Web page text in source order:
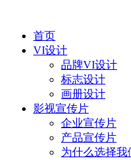
首页
VI设计
品牌VI设计
标志设计
画册设计
影视宣传片
企业宣传片
产品宣传片
为什么选择我